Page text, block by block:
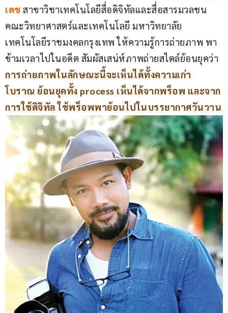
เดช สาขาวิชาเทคโนโลยีสื่อดิจิทัลและสื่อสารมวลชน
คณะวิทยาศาสตร์และเทคโนโลยี มหาวิทยาลัย
เทคโนโลยีราชมงคลกรุงเทพ ให้ความรู้การถ่ายภาพ พา
ข้ามเวลาไปในอดีต สัมผัสเสน่ห์ภาพถ่ายสไตล์ย้อนยุคว่า
การถ่ายภาพในลักษณะนี้จะเห็นได้ทั้งความเก่า
โบราณ ย้อนยุคทั้ง process เห็นได้จากพร็อพ และจาก
การใช้ดิจิทัล ใช้พร็อพพาย้อนไปในบรรยากาศวันวาน